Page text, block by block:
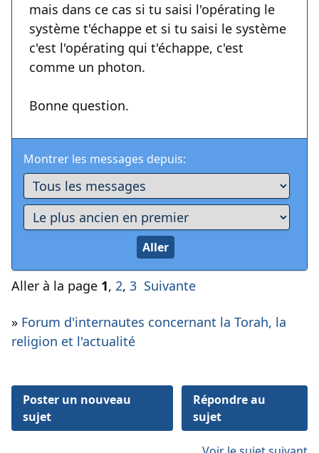
mais dans ce cas si tu saisi l'opérating le
système t'échappe et si tu saisi le système
c'est l'opérating qui t'échappe, c'est
comme un photon.
Bonne question.
Montrer les messages depuis:
Aller à la page 1, 2, 3 Suivante
» Forum d'internautes concernant la Torah, la
religion et l'actualité
Poster un nouveau
sujet
Répondre au
sujet